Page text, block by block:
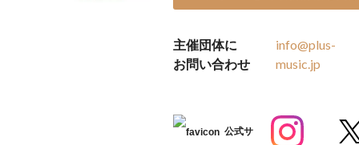
主催団体に
お問い合わせ
info@plus-
music.jp
公式サ